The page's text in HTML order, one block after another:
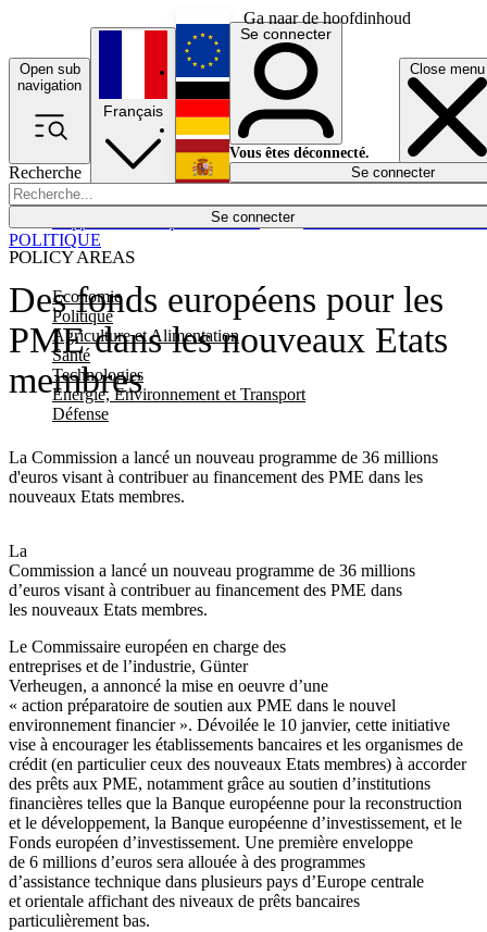
Ga naar de hoofdinhoud
Open sub
navigation
Close menu
Recherche
Se connecter
POLICY AREAS
Economie
Politique
Agriculture et Alimentation
Santé
Technologies
Energie, Environnement et Transport
Défense
Économie
Français
English
Deutsch
Español
Se connecter
Vous êtes déconnecté.
Se connecter
Des fonds européens pour les
PME dans les nouveaux Etats
membres
La Commission a lancé un nouveau programme de 36 millions
d'euros visant à contribuer au financement des PME dans les
nouveaux Etats membres.
POLITIQUE
La
Commission a lancé un nouveau programme de 36 millions
d’euros visant à contribuer au financement des PME dans
les nouveaux Etats membres.
Le Commissaire européen en charge des
entreprises et de l’industrie, Günter
Verheugen, a annoncé la mise en oeuvre d’une
« action préparatoire de soutien aux PME dans le nouvel
environnement financier ». Dévoilée le 10 janvier, cette initiative
vise à encourager les établissements bancaires et les organismes de
crédit (en particulier ceux des nouveaux Etats membres) à accorder
des prêts aux PME, notamment grâce au soutien d’institutions
financières telles que la Banque européenne pour la reconstruction
et le développement, la Banque européenne d’investissement, et le
Fonds européen d’investissement. Une première enveloppe
de 6 millions d’euros sera allouée à des programmes
d’assistance technique dans plusieurs pays d’Europe centrale
et orientale affichant des niveaux de prêts bancaires
particulièrement bas.